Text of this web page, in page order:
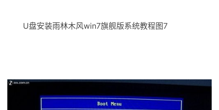
U盘安装雨林木风win7旗舰版系统教程图7